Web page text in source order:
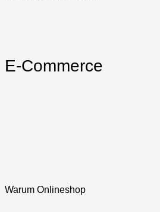
E-Commerce
Warum Onlineshop